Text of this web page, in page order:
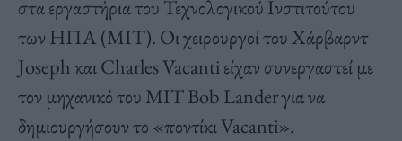
στα εργαστήρια του Τεχνολογικού Ινστιτούτου
των ΗΠΑ (ΜΙΤ). Οι χειρουργοί του Χάρβαρντ
Joseph και Charles Vacanti είχαν συνεργαστεί με
τον μηχανικό του ΜΙΤ Bob Lander για να
δημιουργήσουν το «ποντίκι Vacanti».